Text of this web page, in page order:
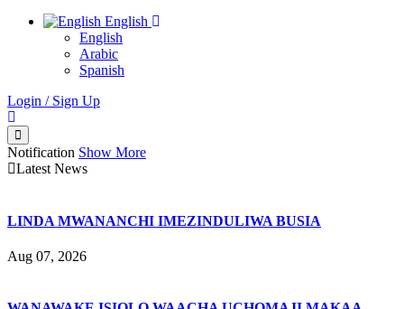
English
English
Arabic
Spanish
Login / Sign Up
Notification Show More
Latest News
LINDA MWANANCHI IMEZINDULIWA BUSIA
Aug 07, 2026